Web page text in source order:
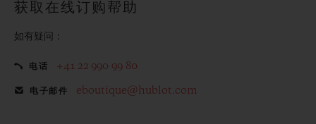
获取在线订购帮助
如有疑问：
电话 +41 22 990 99 80
电子邮件 eboutique@hublot.com